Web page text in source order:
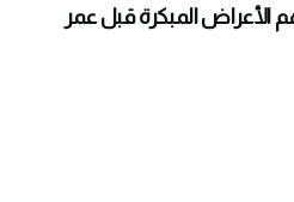
الأعراض المبكرة قبل عمر